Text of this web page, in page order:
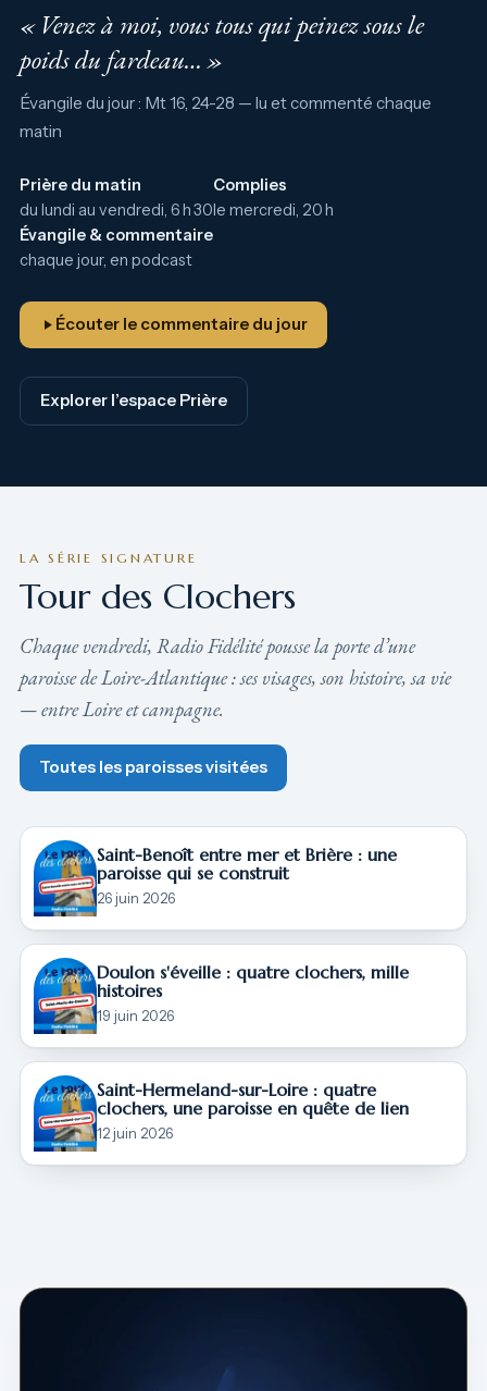
« Venez à moi, vous tous qui peinez sous le
poids du fardeau… »
Évangile du jour : Mt 16, 24-28 — lu et commenté chaque
matin
Prière du matin
du lundi au vendredi, 6 h 30
Complies
le mercredi, 20 h
Évangile & commentaire
chaque jour, en podcast
Écouter le commentaire du jour
Explorer l’espace Prière
LA SÉRIE SIGNATURE
Tour des Clochers
Chaque vendredi, Radio Fidélité pousse la porte d’une
paroisse de Loire-Atlantique : ses visages, son histoire, sa vie
— entre Loire et campagne.
Toutes les paroisses visitées
Saint-Benoît entre mer et Brière : une
paroisse qui se construit
26 juin 2026
Doulon s'éveille : quatre clochers, mille
histoires
19 juin 2026
Saint-Hermeland-sur-Loire : quatre
clochers, une paroisse en quête de lien
12 juin 2026